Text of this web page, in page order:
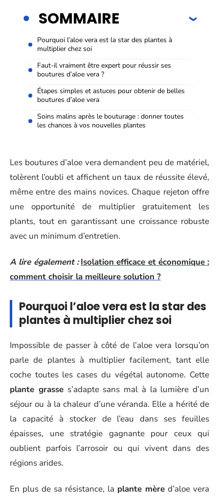
SOMMAIRE
Pourquoi l’aloe vera est la star des plantes à
multiplier chez soi
Faut-il vraiment être expert pour réussir ses
boutures d’aloe vera ?
Étapes simples et astuces pour obtenir de belles
boutures d’aloe vera
Soins malins après le bouturage : donner toutes
les chances à vos nouvelles plantes
Les boutures d’aloe vera demandent peu de matériel,
tolèrent l’oubli et affichent un taux de réussite élevé,
même entre des mains novices. Chaque rejeton offre
une opportunité de multiplier gratuitement les
plants, tout en garantissant une croissance robuste
avec un minimum d’entretien.
A lire également : Isolation efficace et économique :
comment choisir la meilleure solution ?
Pourquoi l’aloe vera est la star des
plantes à multiplier chez soi
Impossible de passer à côté de l’aloe vera lorsqu’on
parle de plantes à multiplier facilement, tant elle
coche toutes les cases du végétal autonome. Cette
plante grasses’adapte sans mal à la lumière d’un
séjour ou à la chaleur d’une véranda. Elle a hérité de
la capacité à stocker de l’eau dans ses feuilles
épaisses, une stratégie gagnante pour ceux qui
oublient parfois l’arrosoir ou qui vivent dans des
régions arides.
En plus de sa résistance, la plante mère d’aloe vera